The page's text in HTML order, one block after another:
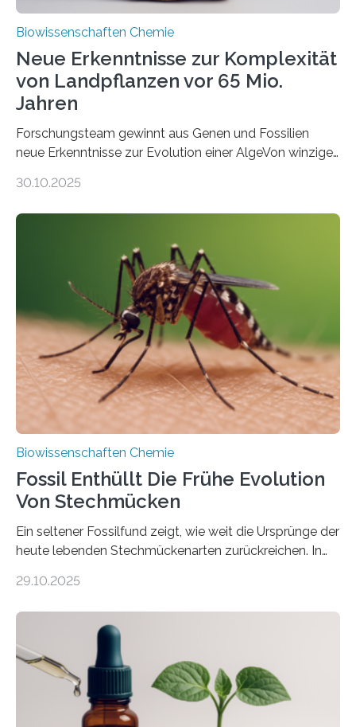
Biowissenschaften Chemie
Neue Erkenntnisse zur Komplexität
von Landpflanzen vor 65 Mio.
Jahren
Forschungsteam gewinnt aus Genen und Fossilien
neue Erkenntnisse zur Evolution einer AlgeVon winzigen
Landpflanzen zählen zu den komplexesten
Grünalgen, die vor Hunderten von Millionen Jahren
lebten. Unter den Vorfahren sticht eine Gruppe heraus,
die noch heute in der Natur vorkommt: die
Süßwasseralge Coleochaetophyceae. Einige Arten
dieser Gruppe bilden aus Zellfäden dichte Geflechte
mit scheibenförmiger Gestalt. Was auffällig ist: Die
nächsten…
30.10.2025
Biowissenschaften Chemie
Fossil Enthüllt Die Frühe Evolution
Von Stechmücken
Ein seltener Fossilfund zeigt, wie weit die Ursprünge der
heute lebenden Stechmückenarten zurückreichen. In
Forschende die bisher älteste bekannte Stechmücken-
Region Kachin in Myanmar und hat sich in
ausgezeichnetem Zustand erhalten. Es konnte als neue
Art einer neuen Gattung beschrieben werden und trägt
nun den Namen Cretosabethes primaevus. Dieser erste
fossile Nachweis einer Stechmückenlarve in Bernstein
stellt gleichzeitig den ersten Fossilfund einer
29.10.2025